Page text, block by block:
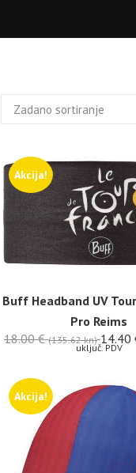
Akcija!
Buff Headband UV
Pro Reims
18.00€ (135.62 kn) 14.40
uključ. PDV
Akcija!